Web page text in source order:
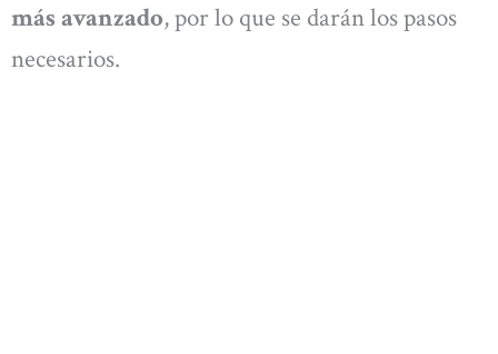
más avanzado, por lo que se darán los pasos
necesarios.